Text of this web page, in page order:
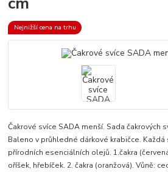
Nejnižší cena na trhu
Čakrové svíce SADA menší. Sada čakrových
Baleno v průhledné dárkové krabičce. Každá
přírodních esenciálních olejů. 1.čakra
oříšek, hřebíček. 2. čakra (oranžová). Vůně: